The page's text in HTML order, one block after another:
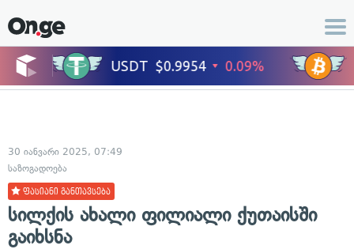
30 იანვარი 2025, 07:49
საზოგადოება
ფასიანი განთავსება
სილქის ახალი ფილიალი ქუთაისში
გაიხსნა